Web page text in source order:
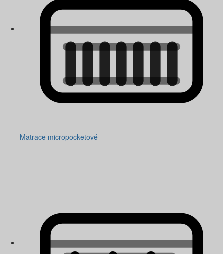
Matrace micropocketové